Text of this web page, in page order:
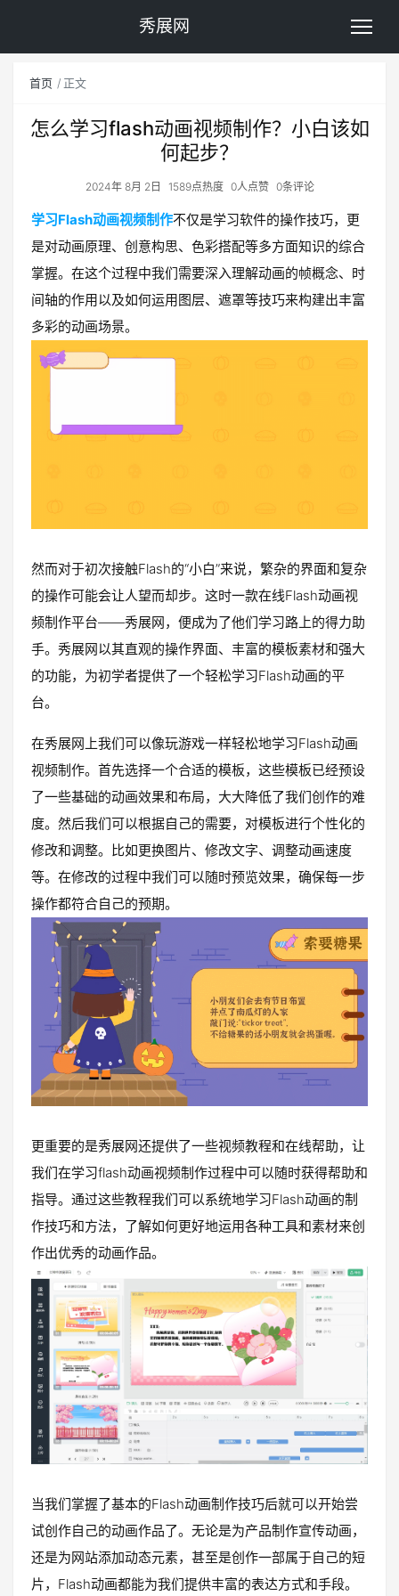
秀展网
首页 正文
怎么学习flash动画视频制作？小白该如
何起步？
2024年 8月 2日 1589点热度 0人点赞 0条评论
学习Flash动画视频制作不仅是学习软件的操作技巧，更
是对动画原理、创意构思、色彩搭配等多方面知识的综合
掌握。在这个过程中我们需要深入理解动画的帧概念、时
间轴的作用以及如何运用图层、遮罩等技巧来构建出丰富
多彩的动画场景。
然而对于初次接触Flash的“小白”来说，繁杂的界面和复杂
的操作可能会让人望而却步。这时一款在线Flash动画视
频制作平台——秀展网，便成为了他们学习路上的得力助
手。秀展网以其直观的操作界面、丰富的模板素材和强大
的功能，为初学者提供了一个轻松学习Flash动画的平
台。
在秀展网上我们可以像玩游戏一样轻松地学习Flash动画
视频制作。首先选择一个合适的模板，这些模板已经预设
了一些基础的动画效果和布局，大大降低了我们创作的难
度。然后我们可以根据自己的需要，对模板进行个性化的
修改和调整。比如更换图片、修改文字、调整动画速度
等。在修改的过程中我们可以随时预览效果，确保每一步
操作都符合自己的预期。
更重要的是秀展网还提供了一些视频教程和在线帮助，让
我们在学习flash动画视频制作过程中可以随时获得帮助和
指导。通过这些教程我们可以系统地学习Flash动画的制
作技巧和方法，了解如何更好地运用各种工具和素材来创
作出优秀的动画作品。
当我们掌握了基本的Flash动画制作技巧后就可以开始尝
试创作自己的动画作品了。无论是为产品制作宣传动画，
还是为网站添加动态元素，甚至是创作一部属于自己的短
片，Flash动画都能为我们提供丰富的表达方式和手段。